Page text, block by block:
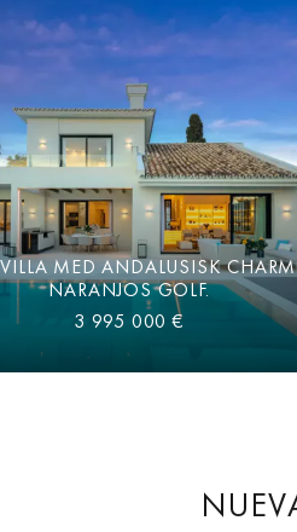
MED ANDALUSISK
NARANJOS GOLF.
3 995 000 €